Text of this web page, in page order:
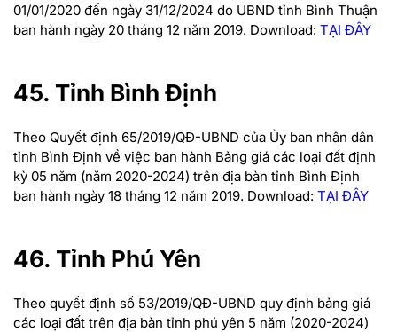
01/01/2020 đến ngày 31/12/2024 do UBND tỉnh Bình Thuận
ban hành ngày 20 tháng 12 năm 2019. Download: TẠI ĐÂY
45. Tỉnh Bình Định
Theo Quyết định 65/2019/QĐ-UBND của Ủy ban nhân dân
tỉnh Bình Định về việc ban hành Bảng giá các loại đất định
kỳ 05 năm (năm 2020-2024) trên địa bàn tỉnh Bình Định
ban hành ngày 18 tháng 12 năm 2019. Download: TẠI ĐÂY
46. Tỉnh Phú Yên
Theo quyết định số 53/2019/QĐ-UBND quy định bảng giá
các loại đất trên địa bàn tỉnh phú yên 5 năm (2020-2024)